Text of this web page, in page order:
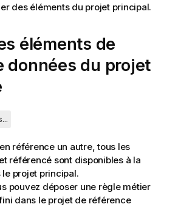
des éléments du projet principal.
éléments de
données du projet
référence un autre, tous les
référencé sont disponibles à la
projet principal.
pouvez déposer une règle métier
dans le projet de référence